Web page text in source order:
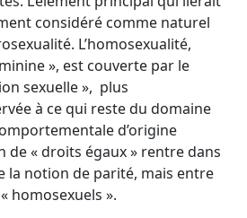
considéré comme naturel
L’homosexualité,
», est couverte par le
sexuelle », plus
à ce qui reste du domaine
d’origine
de « droits égaux » rentre dans
la notion de parité, mais entre
homosexuels ».